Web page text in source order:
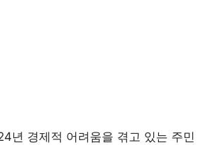
년 경제적 어려움을 겪고 있는 주민